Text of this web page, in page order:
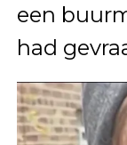
een
had